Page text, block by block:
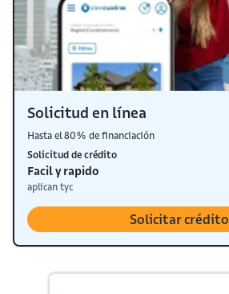
Solicitud en línea
Hasta el 80% de financiación
Solicitud de crédito
Facil y rapido
aplican tyc
Solicitar crédito